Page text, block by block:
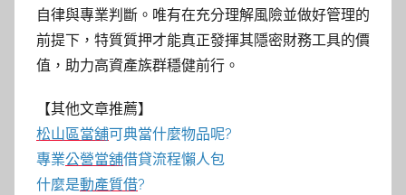
自律與專業判斷。唯有在充分理解風險並做好管理的
前提下，特質質押才能真正發揮其隱密財務工具的價
值，助力高資產族群穩健前行。
【其他文章推薦】
松山區當舖可典當什麼物品呢?
專業公營當舖借貸流程懶人包
什麼是動產質借?